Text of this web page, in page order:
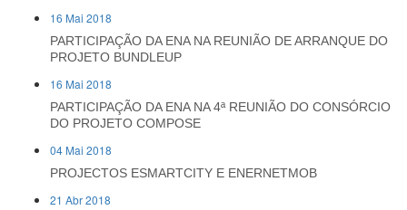
16 Mai 2018
PARTICIPAÇÃO DA ENA NA REUNIÃO DE ARRANQUE DO
PROJETO BUNDLEUP
16 Mai 2018
PARTICIPAÇÃO DA ENA NA 4ª REUNIÃO DO CONSÓRCIO
DO PROJETO COMPOSE
04 Mai 2018
PROJECTOS ESMARTCITY E ENERNETMOB
21 Abr 2018